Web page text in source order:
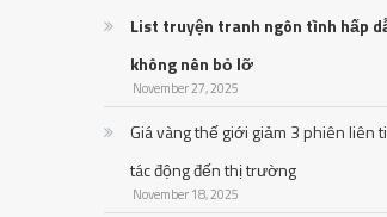
List truyện tranh ngôn tình hấp
không nên bỏ lỡ
November 27, 2025
Giá vàng thế giới giảm 3 phiên liên
tác động đến thị trường
November 18, 2025